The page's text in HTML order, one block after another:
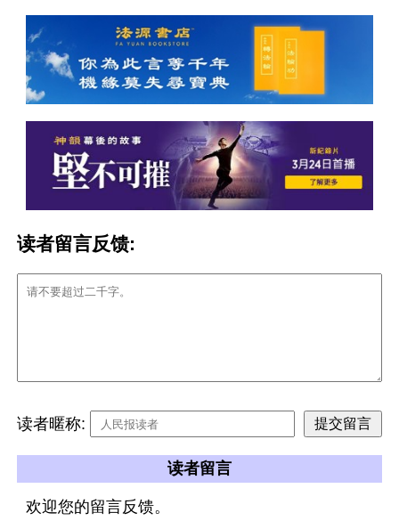
读者留言反馈:
读者暱称:
读者留言
欢迎您的留言反馈。